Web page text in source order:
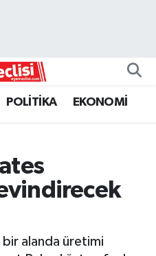
POLİTİKA EKONOMİ
bir alanda üretimi